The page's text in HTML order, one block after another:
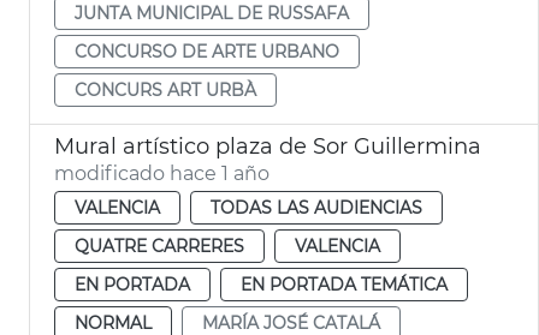
JUNTA MUNICIPAL DE RUSSAFA
CONCURSO DE ARTE URBANO
CONCURS ART URBÀ
Mural artístico plaza de Sor Guillermina
modificado hace 1 año
VALENCIA
TODAS LAS AUDIENCIAS
QUATRE CARRERES
VALENCIA
EN PORTADA
EN PORTADA TEMÁTICA
NORMAL
MARÍA JOSÉ CATALÁ